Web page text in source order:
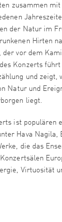
zusammen
der Natur im
Hirten
der vor dem
Konzerts
und zeigt,
Natur und
liegt.
ist populären
Hava Nagila,
die das
Virtuosität